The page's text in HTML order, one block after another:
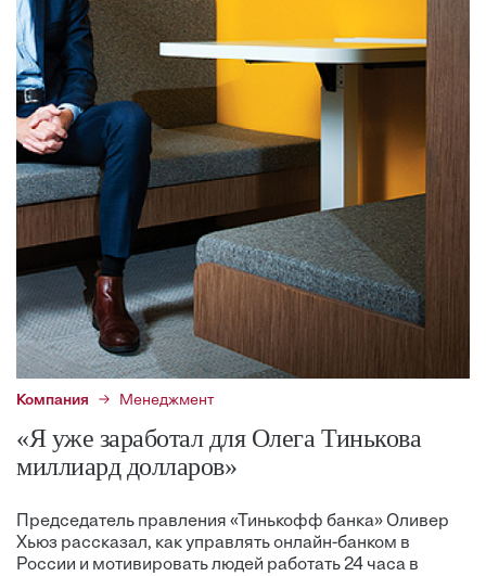
Компания Менеджмент
«Я уже заработал для Олега Тинькова
миллиард долларов»
Председатель правления «Тинькофф банка» Оливер
Хьюз рассказал, как управлять онлайн-банком в
России и мотивировать людей работать 24 часа в